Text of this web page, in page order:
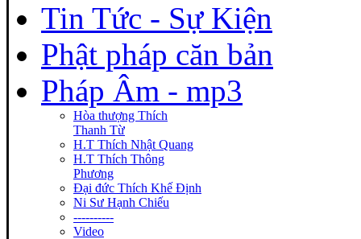
Tin Tức - Sự Kiện
Phật pháp căn bản
Pháp Âm - mp3
Hòa thượng Thích
Thanh Từ
H.T Thích Nhật Quang
H.T Thích Thông
Phương
Đại đức Thích Khế Định
Ni Sư Hạnh Chiếu
----------
Video